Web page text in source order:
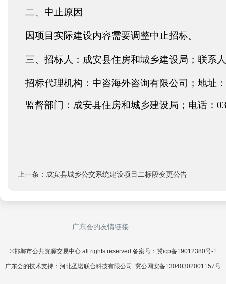
二、中止原因
因项目 实际建设内容需要调整中止招标。
三、 招标人：成安县住房和城乡建设局；联系
招标代理机构：中咨海外咨询有限公司；地址
监督部门：成安县住房和城乡建设局；电话：
上一条：成安县城乡公交系统建设项目二标段变更公告
广东会的友情链接:
©邯郸市公共资源交易中心 all rights reserved 备案号：冀icp备19012380号-1
广东会的技术支持：河北圣诺联合科技有限公司. 冀公网安备13040302001157号